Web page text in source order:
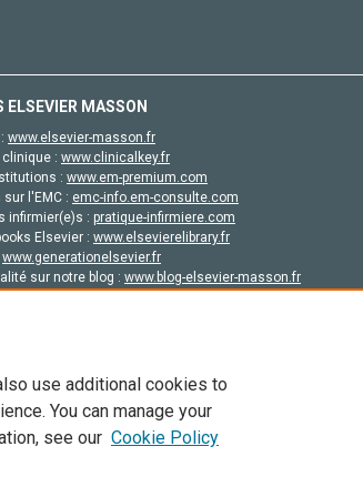
ELSEVIER MASSON
www.elsevier-masson.fr
: www.clinicalkey.fr
: www.em-premium.com
l'EMC : emc-info.em-consulte.com
infirmier(e)s : pratique-infirmiere.com
Elsevier : www.elsevierelibrary.fr
www.generationelsevier.fr
sur notre blog : www.blog-elsevier-masson.fr
et ses contributeurs. Tout les droits sont réservés,
contenu en libre accès, les conditions de licence
use additional cookies to
You can manage your
see our Cookie Policy